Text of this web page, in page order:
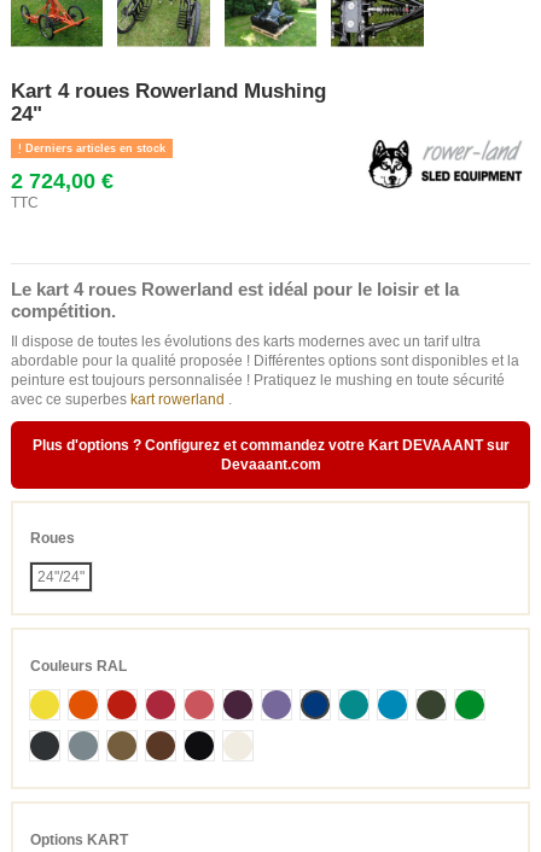
Kart 4 roues Rowerland Mushing
24"
Derniers articles en stock
2 724,00 €
TTC
Le kart 4 roues Rowerland est idéal pour le loisir et la
compétition.
Il dispose de toutes les évolutions des karts modernes avec un tarif ultra
abordable pour la qualité proposée ! Différentes options sont disponibles et la
peinture est toujours personnalisée ! Pratiquez le mushing en toute sécurité
avec ce superbes kart rowerland .
Plus d'options ? Configurez et commandez votre Kart DEVAAANT sur
Devaaant.com
Roues
24"/24"
Couleurs RAL
Jaune 1016Orange 2004Rouge 3020Framboise 3027
Rose 3017Violet 4007Lilas 4005Bleu 5002Turquoise 5018
Bleu clair 5012
Vert Oxyde 6020
Vert pure
Gris noir 7021
Petit gris 7000
Gris Kaki 7008
Brun noisette 8011
Noir 9005Blanc pur 9010
Options KART